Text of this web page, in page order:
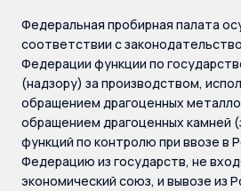
Федеральная пробирная палата
соответствии с
Федерации функции по
(надзору) за производством,
обращением драгоценных
обращением драгоценных камней
функций по контролю при ввозе в
Федерацию из государств, не
экономический союз, и вывозе из